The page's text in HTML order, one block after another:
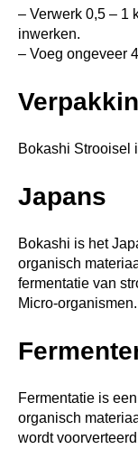
– Verwerk 0,5 – 1
inwerken.
– Voeg ongeveer
Bokashi Strooisel
Japans
Bokashi is het
organisch
fermentatie van
Micro-organismen.
Fermentatie is
organisch
wordt